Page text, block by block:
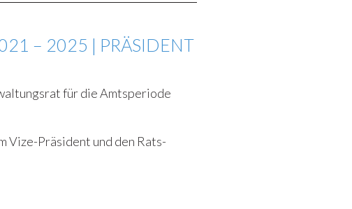
– 2025 | PRÄSIDENT
für die Amtsperiode
Vize-Präsident und den Rats-